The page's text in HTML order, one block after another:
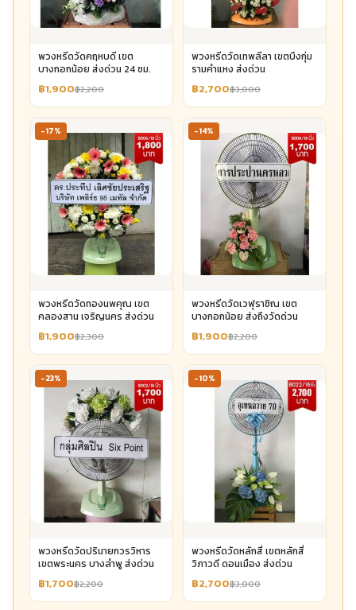
พวงหรีดวัดคฤหบดี เขต
บางกอกน้อย ส่งด่วน 24 ชม.
฿1,900฿2,200
พวงหรีดวัดเทพลีลา เขตบึงกุ่ม
รามคำแหง ส่งด่วน
฿2,700฿3,000
-17%
พวงหรีดวัดทองนพคุณ เขต
คลองสาน เจริญนคร ส่งด่วน
฿1,900฿2,300
-14%
พวงหรีดวัดเวฬุราชิณ เขต
บางกอกน้อย ส่งถึงวัดด่วน
฿1,900฿2,200
-23%
พวงหรีดวัดปรินายกวรวิหาร
เขตพระนคร บางลำพู ส่งด่วน
฿1,700฿2,200
-10%
พวงหรีดวัดหลักสี่ เขตหลักสี่
วิภาวดี ดอนเมือง ส่งด่วน
฿2,700฿3,000